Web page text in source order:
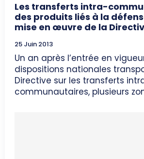
Les transferts intra-
des produits liés à la
mise en œuvre de la
25 Juin 2013
Un an après l’entrée en
dispositions nationales
Directive sur les transferts
communautaires, plusieurs